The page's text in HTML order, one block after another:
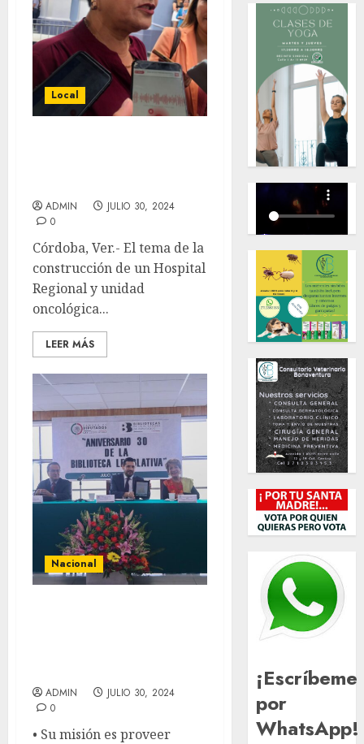
Local
ADMIN
JULIO 30, 2024
0
Córdoba, Ver.- El tema de la
construcción de un Hospital
Regional y unidad
oncológica...
LEER MÁS
Nacional
ADMIN
JULIO 30, 2024
0
• Su misión es proveer
¡Escríbeme
por
WhatsApp!